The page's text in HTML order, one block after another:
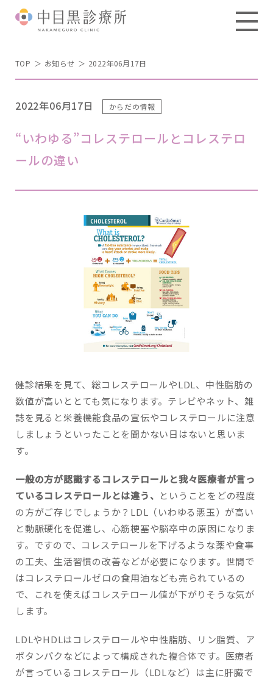
TOP お知らせ 2022年06月17日
2022年06月17日 からだの情報
“いわゆる”コレステロールとコレステロ
ールの違い
健診結果を見て、総コレステロールやLDL、中性脂肪の
数値が高いととても気になります。テレビやネット、雑
誌を見ると栄養機能食品の宣伝やコレステロールに注意
しましょうといったことを聞かない日はないと思いま
す。
一般の方が認識するコレステロールと我々医療者が言っ
ているコレステロールとは違う、
ということをどの程度
の方がご存じでしょうか？LDL（いわゆる悪玉）が高い
と動脈硬化を促進し、心筋梗塞や脳卒中の原因になりま
す。ですので、コレステロールを下げるような薬や食事
の工夫、生活習慣の改善などが必要になります。世間で
はコレステロールゼロの食用油なども売られているの
で、これを使えばコレステロール値が下がりそうな気が
します。
LDLやHDLはコレステロールや中性脂肪、リン脂質、ア
ポタンパクなどによって構成された複合体です。医療者
が言っているコレステロール（LDLなど）は主に肝臓で